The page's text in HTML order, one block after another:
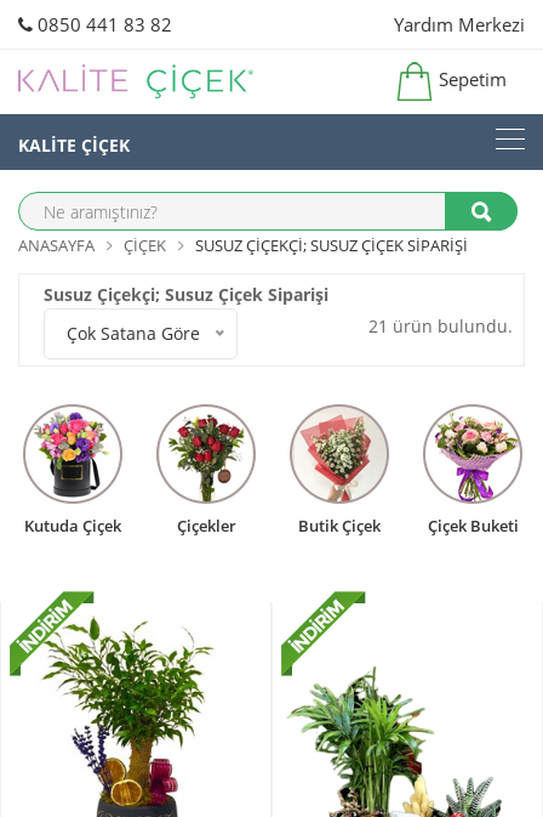
0850 441 83 82 Yardım Merkezi
Sepetim
KALİTE ÇİÇEK
ANASAYFA ÇIÇEK SUSUZ ÇIÇEKÇI; SUSUZ ÇIÇEK SIPARIŞI
Susuz Çiçekçi; Susuz Çiçek Siparişi
Çok Satana Göre
21 ürün bulundu.
Kutuda Çiçek Çiçekler Butik Çiçek Çiçek Buketi